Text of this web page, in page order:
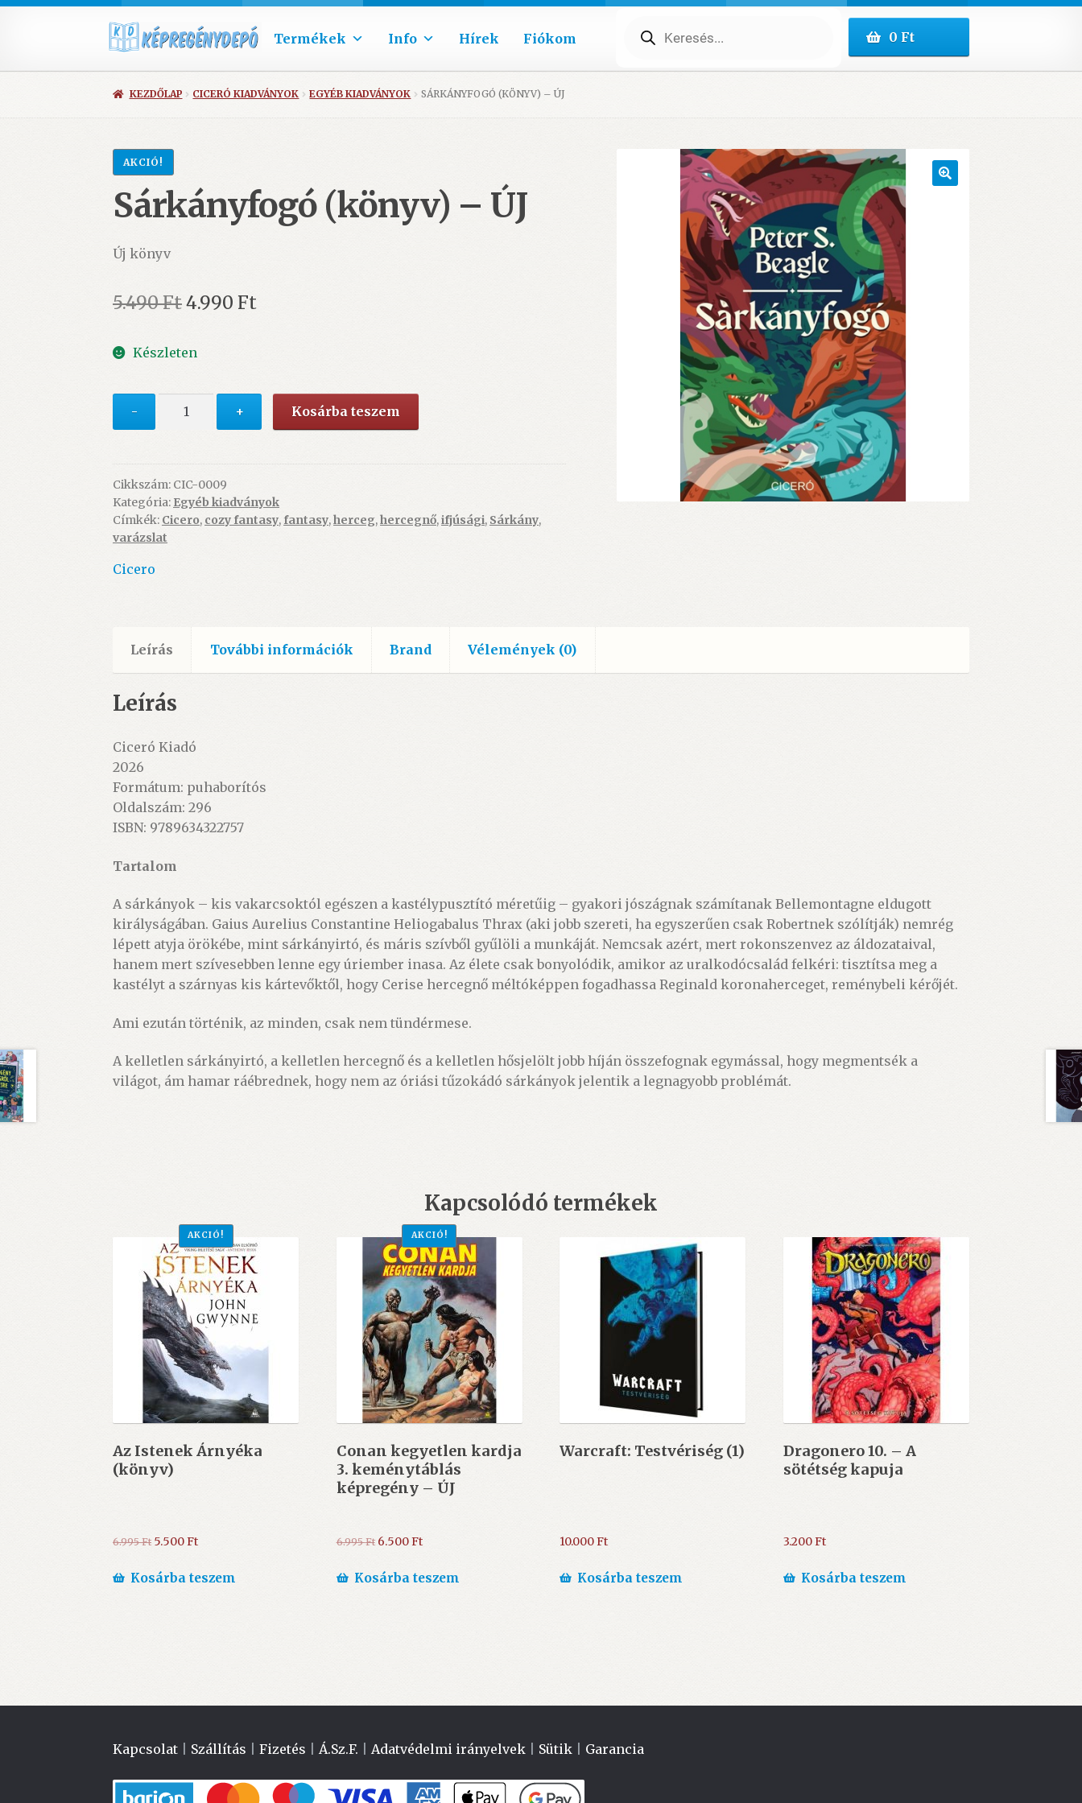
Termékek Info Hírek Fiókom search 0Ft
KEZDŐLAP CICERÓ KIADVÁNYOK EGYÉB KIADVÁNYOK SÁRKÁNYFOGÓ (KÖNYV) – ÚJ
AKCIÓ!
Sárkányfogó (könyv) – ÚJ
Új könyv
5.490FtOriginal
was:
4.990FtCurrent
Készleten
-
Sárkányfogó
ÚJ
mennyiség
+ Kosárba teszem
Cikkszám: CIC-0009
Kategória: Egyéb kiadványok
Címkék: Cicero, cozy fantasy, fantasy,herceg,hercegnő,ifjúsági, Sárkány,
varázslat
Cicero
Leírás További információk Brand Vélemények (0)
Leírás
Ciceró Kiadó
2026
Formátum: puhaborítós
Oldalszám: 296
ISBN: 9789634322757
Tartalom
A sárkányok – kis vakarcsoktól egészen a kastélypusztító méretűig – gyakori jószágnak számítanak Bellemontagne eldugott
királyságában. Gaius Aurelius Constantine Heliogabalus Thrax (aki jobb szereti, ha egyszerűen csak Robertnek szólítják) nemrég
lépett atyja örökébe, mint sárkányirtó, és máris szívből gyűlöli a munkáját. Nemcsak azért, mert rokonszenvez az áldozataival,
hanem mert szívesebben lenne egy úriember inasa. Az élete csak bonyolódik, amikor az uralkodócsalád felkéri: tisztítsa meg a
kastélyt a szárnyas kis kártevőktől, hogy Cerise hercegnő méltóképpen fogadhassa Reginald koronaherceget, reménybeli kérőjét.
Ami ezután történik, az minden, csak nem tündérmese.
A kelletlen sárkányirtó, a kelletlen hercegnő és a kelletlen hősjelölt jobb híján összefognak egymással, hogy megmentsék a
világot, ám hamar ráébrednek, hogy nem az óriási tűzokádó sárkányok jelentik a legnagyobb problémát.
Kapcsolódó termékek
Az Istenek Árnyéka
(könyv)
AKCIÓ!
6.995Ft Original
was:
5.500FtCurrent
is:
Kosárba teszem
Conan kegyetlen kardja
3. keménytáblás
képregény – ÚJ
AKCIÓ!
6.995Ft Original
was:
6.500FtCurrent
is:
Kosárba teszem
Warcraft: Testvériség (1)
10.000Ft
Kosárba teszem
Dragonero 10. – A
sötétség kapuja
3.200Ft
Kosárba teszem
Kapcsolat Szállítás |Fizetés |Á.Sz.F. |Adatvédelmi irányelvek Sütik Garancia